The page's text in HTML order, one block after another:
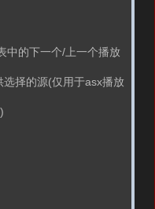
中的下一个/上一个播放
选择的源(仅用于asx播放